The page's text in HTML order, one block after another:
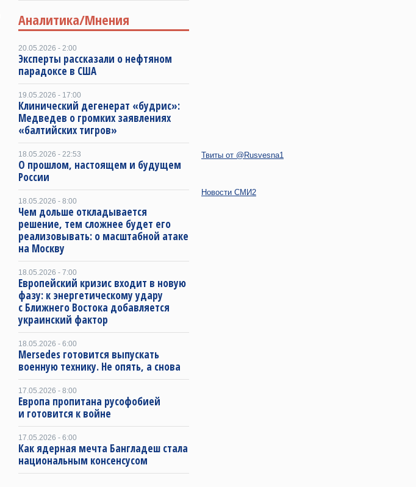
Аналитика/Мнения
20.05.2026 - 2:00
Эксперты рассказали о нефтяном
парадоксе в США
19.05.2026 - 17:00
Клинический дегенерат «будрис»:
Медведев о громких заявлениях
«балтийских тигров»
18.05.2026 - 22:53
О прошлом, настоящем и будущем
России
18.05.2026 - 8:00
Чем дольше откладывается
решение, тем сложнее будет его
реализовывать: о масштабной атаке
на Москву
18.05.2026 - 7:00
Европейский кризис входит в новую
фазу: к энергетическому удару
с Ближнего Востока добавляется
украинский фактор
18.05.2026 - 6:00
Mersedes готовится выпускать
военную технику. Не опять, а снова
17.05.2026 - 8:00
Европа пропитана русофобией
и готовится к войне
17.05.2026 - 6:00
Как ядерная мечта Бангладеш стала
национальным консенсусом
Твиты от @Rusvesna1
Новости СМИ2